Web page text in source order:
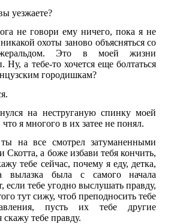
уезжаете?
не говори ему ничего, пока я не
охоты заново объясняться со
Это в моей жизни
Ну, а тебе-то хочется еще болтаться
городишкам?
на неструганую спинку моей
что я многого в их затее не понял.
на все смотрел затуманенными
Скотта, а боже избави тебя кончить,
тебе сейчас, почему я еду, детка,
была с самого начала
если тебе угодно выслушать правду,
тут сижу, чтоб преподносить тебе
пусть их тебе другие
тебе правду.